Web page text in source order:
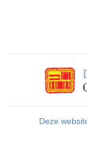
Deze